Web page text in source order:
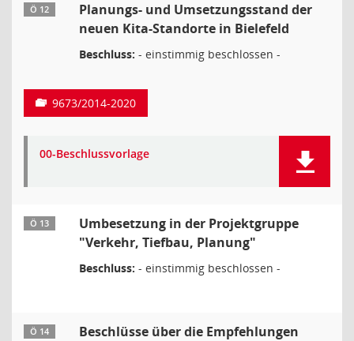
Ö 12
Planungs- und Umsetzungsstand der
neuen Kita-Standorte in Bielefeld
Beschluss: - einstimmig beschlossen -
9673/2014-2020
00-Beschlussvorlage
Ö 13
Umbesetzung in der Projektgruppe
"Verkehr, Tiefbau, Planung"
Beschluss: - einstimmig beschlossen -
Ö 14
Beschlüsse über die Empfehlungen